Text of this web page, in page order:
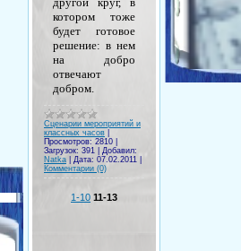
котором тоже
будет готовое
решение: в нем
на добро
отвечают
добром.
Сценарии мероприятий и
классных часов
Просмотров: 2810
Загрузок: 391
Добавил:
Natka
Дата: 07.02.2011
Комментарии (0)
1-10 11-13